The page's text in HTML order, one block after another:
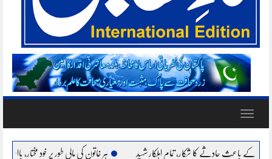
Toggle
کا شکار، تمام اہلکار شہید ہر خاتون کی مالی طور پر خود مختار، بااحتیار بنانا ہمارا عزم : مریم